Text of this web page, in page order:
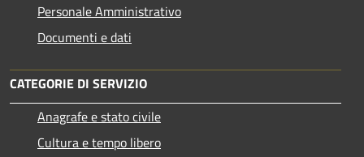
Personale Amministrativo
Documenti e dati
CATEGORIE DI SERVIZIO
Anagrafe e stato civile
Cultura e tempo libero